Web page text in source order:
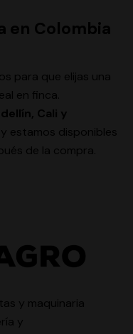
en Colombia
para que elijas una
en finca.
Cali y
y estamos disponibles
de la compra.
y maquinaria
y